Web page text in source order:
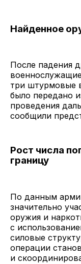
Найденное
После падения
три штурмовые
было передано
проведения
сообщили
Рост числа
границу
По данным
значительно
оружия и
с
силовые
операции
и